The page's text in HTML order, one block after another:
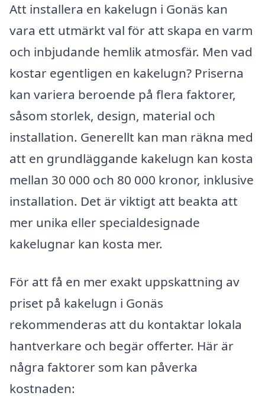
Att installera en kakelugn i Gonäs kan
vara ett utmärkt val för att skapa en varm
och inbjudande hemlik atmosfär. Men vad
kostar egentligen en kakelugn? Priserna
kan variera beroende på flera faktorer,
såsom storlek, design, material och
installation. Generellt kan man räkna med
att en grundläggande kakelugn kan kosta
mellan 30 000 och 80 000 kronor, inklusive
installation. Det är viktigt att beakta att
mer unika eller specialdesignade
kakelugnar kan kosta mer.
För att få en mer exakt uppskattning av
priset på kakelugn i Gonäs
rekommenderas att du kontaktar lokala
hantverkare och begär offerter. Här är
några faktorer som kan påverka
kostnaden: